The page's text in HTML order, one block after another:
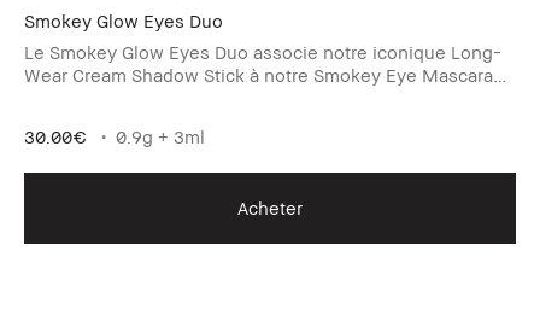
Smokey Glow Eyes Duo
Le Smokey Glow Eyes Duo associe notre iconique Long-
Wear Cream Shadow Stick à notre Smokey Eye Mascara
30.00€
0.9g + 3ml
Acheter